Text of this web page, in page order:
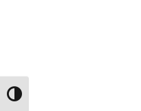
Toggle High Contrast